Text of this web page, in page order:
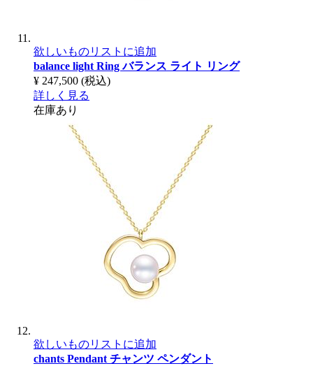
欲しいものリストに追加
balance light Ringバランス ライト リング
¥ 247,500 (税込)
詳しく見る
在庫あり
欲しいものリストに追加
chants Pendant チャンツ ペンダント